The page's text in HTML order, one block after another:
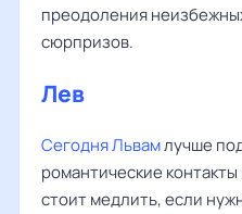
преодоления
сюрпризов.
Лев
Сегодня Львамлучше
романтические
стоит медлить, если